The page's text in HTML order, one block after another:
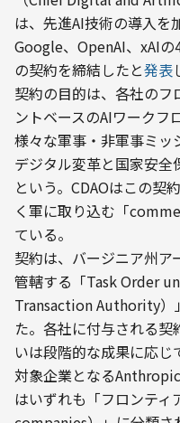
は、先進AI技術の導入を
Google、OpenAI、xAI
の契約を締結したと発表
契約の目的は、各社のフ
ントベースのAIワーク
様々な軍事・非軍事ミッ
デジタル変革と国家安全
という。CDAOはこの契
く軍に取り込む「
ている。
契約は、バージニア州ア
管轄する「Task Order
Transaction Authority）
た。各社に付与される
いは段階的な成果に応じ
対象企業となる
はいずれも「フロンテ